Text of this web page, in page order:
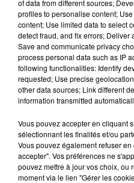
FILS D'ACTUS
of data from different sources;
profiles to personalise content;
content; Use limited data to select
detect fraud, and fix errors;
Save and communicate privacy
process personal data such as IP
following functionalities: Identify
requested; Use precise
other data sources; Link different
information transmitted
Vous pouvez accepter en cliquant
sélectionnant les finalités et/ou
Vous pouvez également refuser
accepter". Vos préférences ne
pouvez mettre à jour vos choix, ou
moment via le lien "Gérer les